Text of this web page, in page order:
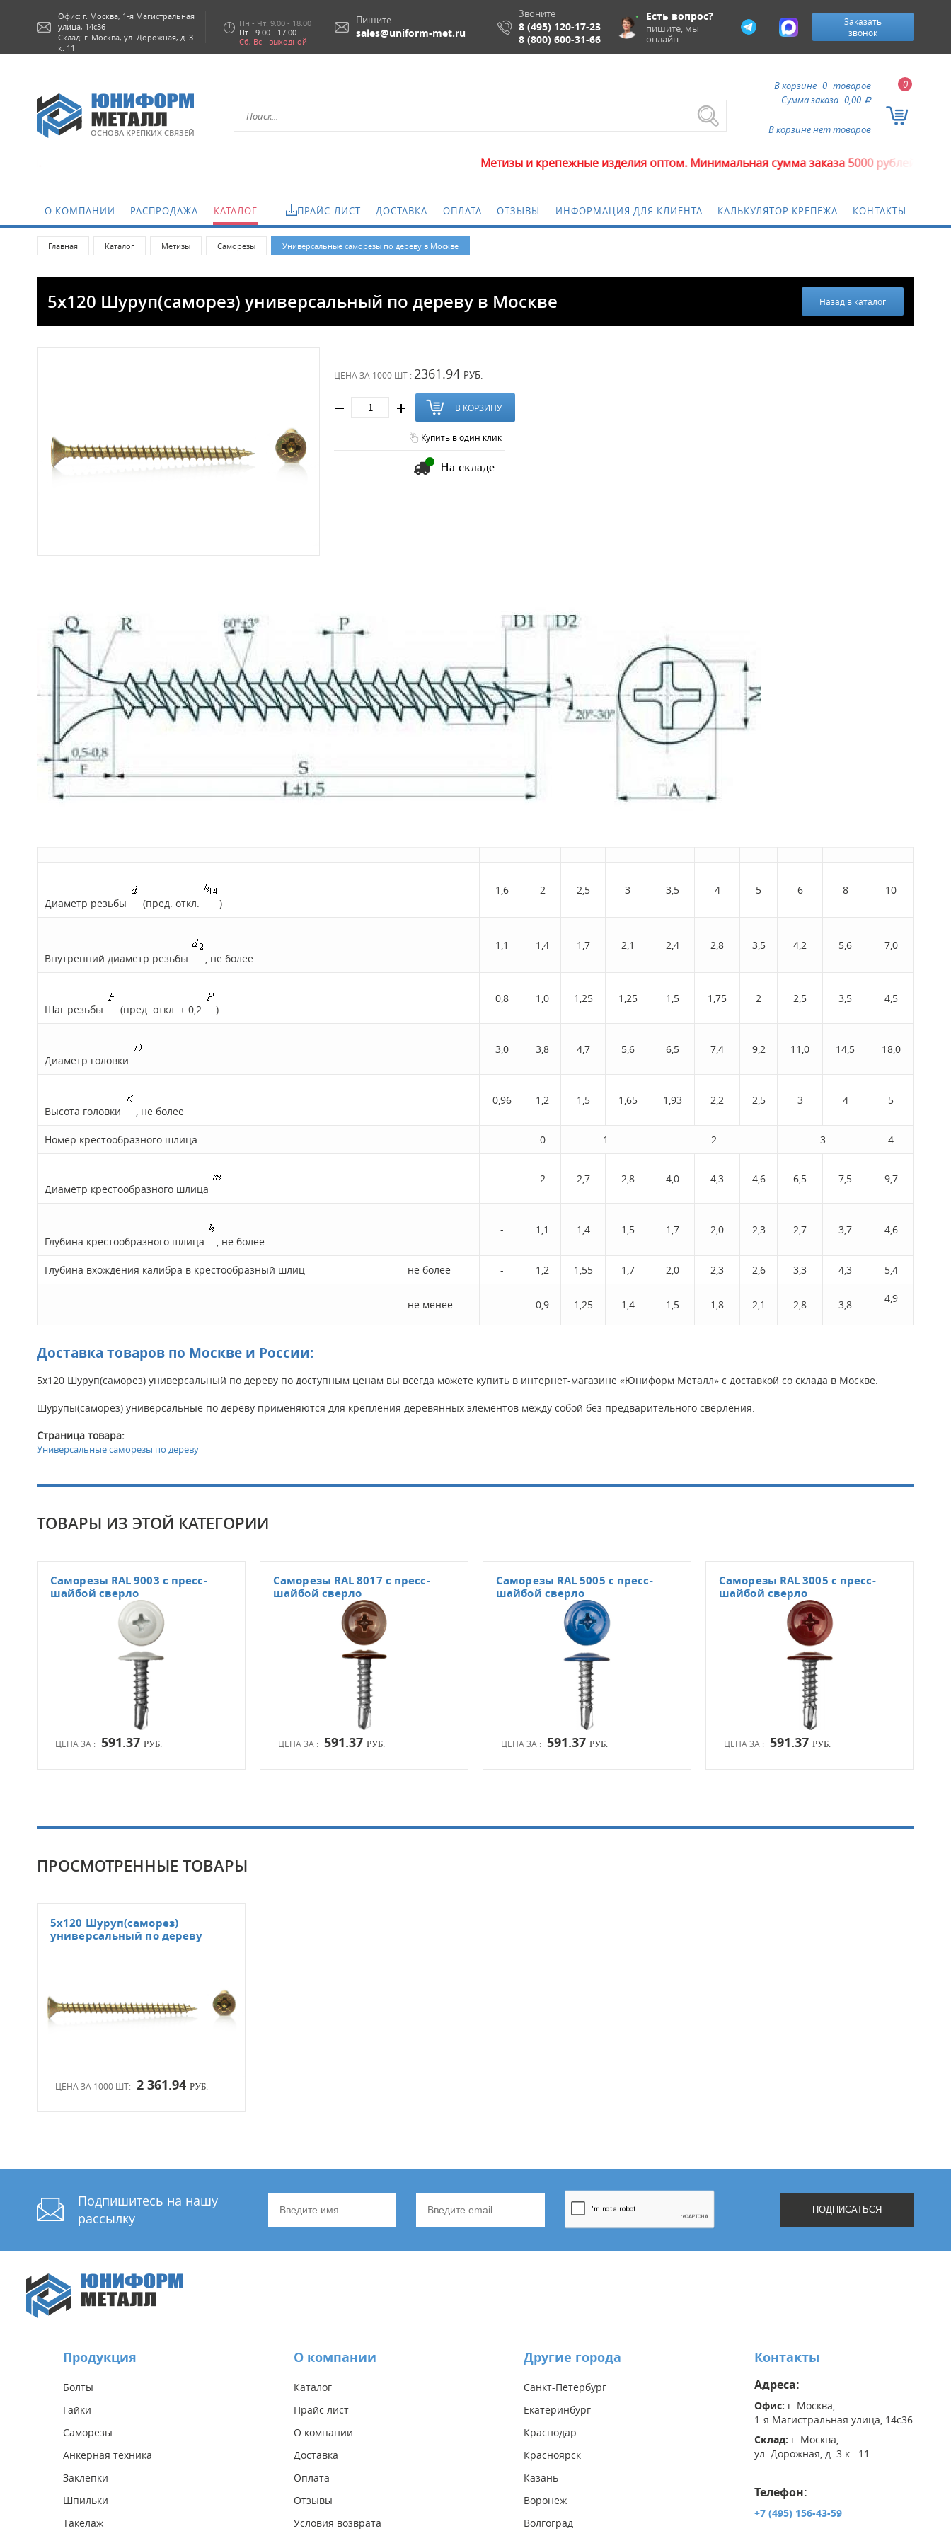
Есть вопрос?
пишите, мы
онлайн
Офис: г. Москва, 1-я Магистральная
улица, 14с36
Склад: г. Москва, ул. Дорожная, д. 3
к. 11
Пн - Чт: 9.00 - 18.00
Пт - 9.00 - 17.00
Сб, Вс - выходной
Пишите
sales@uniform-met.ru
Звоните
8 (495) 120-17-23
8 (800) 600-31-66
Заказать
звонок
ОСНОВА КРЕПКИХ СВЯЗЕЙ
0
В корзине 0 товаров
Сумма заказа 0,00 a
В корзине нет товаров
Метизы и крепежные изделия оптом. Минимальная сумма заказа 5000 рублей.
О КОМПАНИИ РАСПРОДАЖА КАТАЛОГ ПРАЙС-ЛИСТ ДОСТАВКА ОПЛАТА ОТЗЫВЫ ИНФОРМАЦИЯ ДЛЯ КЛИЕНТА КАЛЬКУЛЯТОР КРЕПЕЖА КОНТАКТЫ
Главная Каталог Метизы Саморезы Универсальные саморезы по дереву в Москве
5х120 Шуруп(саморез) универсальный по дереву в Москве Назад в каталог
ЦЕНА ЗА 1000 ШТ : 2361.94 РУБ.
В КОРЗИНУ
Купить в один клик
На складе
Диаметр резьбы (пред. откл. )
1,6 2 2,5 3 3,5 4 5 6 8 10
Внутренний диаметр резьбы , не более
1,1 1,4 1,7 2,1 2,4 2,8 3,5 4,2 5,6 7,0
Шаг резьбы (пред. откл. ± 0,2 )
0,8 1,0 1,25 1,25 1,5 1,75 2 2,5 3,5 4,5
Диаметр головки
3,0 3,8 4,7 5,6 6,5 7,4 9,2 11,0 14,5 18,0
Высота головки , не более
0,96 1,2 1,5 1,65 1,93 2,2 2,5 3 4 5
Номер крестообразного шлица - 0 1 2 3 4
Диаметр крестообразного шлица
- 2 2,7 2,8 4,0 4,3 4,6 6,5 7,5 9,7
Глубина крестообразного шлица , не более
- 1,1 1,4 1,5 1,7 2,0 2,3 2,7 3,7 4,6
Глубина вхождения калибра в крестообразный шлиц не более - 1,2 1,55 1,7 2,0 2,3 2,6 3,3 4,3 5,4
не менее - 0,9 1,25 1,4 1,5 1,8 2,1 2,8 3,8 4,9
Доставка товаров по Москве и России:
5х120 Шуруп(саморез) универсальный по дереву по доступным ценам вы всегда можете купить в интернет-магазине «Юниформ Металл» с доставкой со склада в Москве.
Шурупы(саморез) универсальные по дереву применяются для крепления деревянных элементов между собой без предварительного сверления.
Страница товара:
Универсальные саморезы по дереву
ТОВАРЫ ИЗ ЭТОЙ КАТЕГОРИИ
ЦЕНА ЗА : 591.37 РУБ.
Саморезы RAL 9003 с пресс-
шайбой сверло
ЦЕНА ЗА : 591.37 РУБ.
Саморезы RAL 8017 с пресс-
шайбой сверло
ЦЕНА ЗА : 591.37 РУБ.
Саморезы RAL 5005 с пресс-
шайбой сверло
ЦЕНА ЗА : 591.37 РУБ.
Саморезы RAL 3005 с пресс-
шайбой сверло
ПРОСМОТРЕННЫЕ ТОВАРЫ
ЦЕНА ЗА 1000 ШТ: 2 361.94 РУБ.
5х120 Шуруп(саморез)
универсальный по дереву
Подпишитесь на нашу
рассылку
Продукция
Болты
Гайки
Саморезы
Анкерная техника
Заклепки
Шпильки
Такелаж
О компании
Каталог
Прайс лист
О компании
Доставка
Оплата
Отзывы
Условия возврата
Другие города
Санкт-Петербург
Екатеринбург
Краснодар
Красноярск
Казань
Воронеж
Волгоград
Контакты
Адреса:
Офис: г. Москва,
1-я Магистральная улица, 14с36
Склад: г. Москва,
ул. Дорожная, д. 3 к. 11
Телефон:
+7 (495) 156-43-59